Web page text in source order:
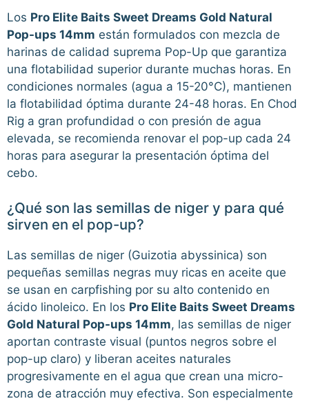
Los Pro Elite Baits Sweet Dreams Gold Natural
Pop-ups 14mm están formulados con mezcla de
harinas de calidad suprema Pop-Up que garantiza
una flotabilidad superior durante muchas horas. En
condiciones normales (agua a 15-20°C), mantienen
la flotabilidad óptima durante 24-48 horas. En Chod
Rig a gran profundidad o con presión de agua
elevada, se recomienda renovar el pop-up cada 24
horas para asegurar la presentación óptima del
cebo.
¿Qué son las semillas de niger y para qué
sirven en el pop-up?
Las semillas de niger (Guizotia abyssinica) son
pequeñas semillas negras muy ricas en aceite que
se usan en carpfishing por su alto contenido en
ácido linoleico. En los Pro Elite Baits Sweet Dreams
Gold Natural Pop-ups 14mm, las semillas de niger
aportan contraste visual (puntos negros sobre el
pop-up claro) y liberan aceites naturales
progresivamente en el agua que crean una micro-
zona de atracción muy efectiva. Son especialmente